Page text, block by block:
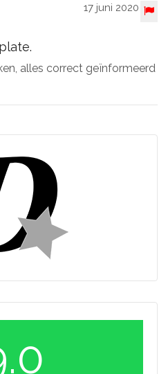
17 juni 2020
alles correct geïnformeerd